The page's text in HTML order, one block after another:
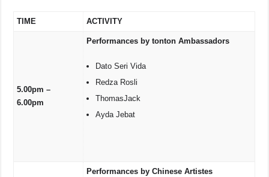
TIME ACTIVITY
5.00pm –
6.00pm
Performances by tonton Ambassadors
Dato Seri Vida
Redza Rosli
ThomasJack
Ayda Jebat
Performances by Chinese Artistes